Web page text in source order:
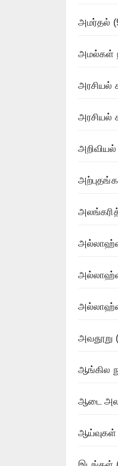
அமர்தல்
அமல்கள்
அரசியல்
அரசியல்
அறிவியல்
அவதூறு
ஆங்கில
ஆடை
ஆய்வுகள்